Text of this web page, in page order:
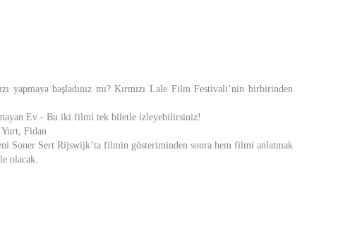
yapmaya başladınız mı? Kırmızı Lale Film Festivali’nin birbirinden
Ev - Bu iki filmi tek biletle izleyebilirsiniz!
Fidan
Soner Sert Rijswijk’ta filmin gösteriminden sonra hem filmi anlatmak
olacak.